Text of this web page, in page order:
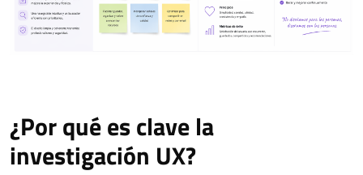
¿Por qué es clave la
investigación UX?